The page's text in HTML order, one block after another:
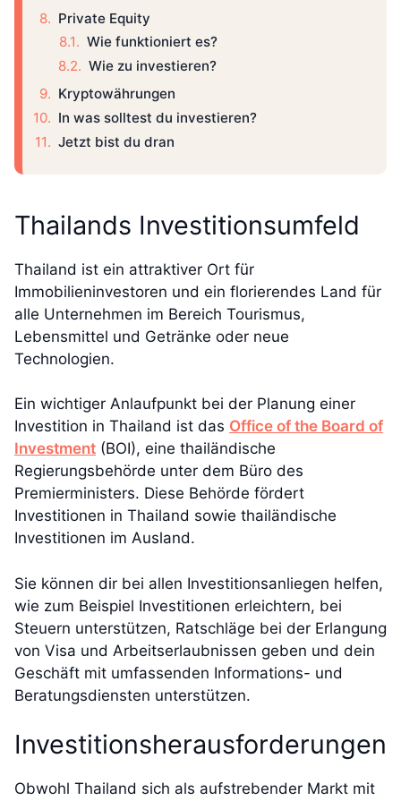
Private Equity
Wie funktioniert es?
Wie zu investieren?
Kryptowährungen
In was solltest du investieren?
Jetzt bist du dran
Thailands Investitionsumfeld
Thailand ist ein attraktiver Ort für
Immobilieninvestoren und ein florierendes Land für
alle Unternehmen im Bereich Tourismus,
Lebensmittel und Getränke oder neue
Technologien.
Ein wichtiger Anlaufpunkt bei der Planung einer
Investition in Thailand ist das Office of the Board of
Investment (BOI), eine thailändische
Regierungsbehörde unter dem Büro des
Premierministers. Diese Behörde fördert
Investitionen in Thailand sowie thailändische
Investitionen im Ausland.
Sie können dir bei allen Investitionsanliegen helfen,
wie zum Beispiel Investitionen erleichtern, bei
Steuern unterstützen, Ratschläge bei der Erlangung
von Visa und Arbeitserlaubnissen geben und dein
Geschäft mit umfassenden Informations- und
Beratungsdiensten unterstützen.
Investitionsherausforderungen
Obwohl Thailand sich als aufstrebender Markt mit